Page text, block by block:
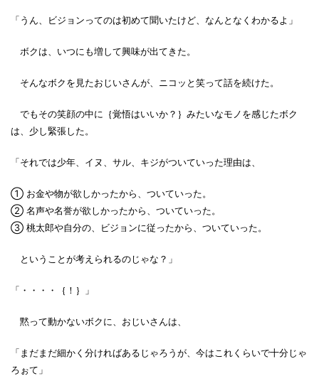
「うん、ビジョンってのは初めて聞いたけど、なんとなくわかるよ」
ボクは、いつにも増して興味が出てきた。
そんなボクを見たおじいさんが、ニコッと笑って話を続けた。
でもその笑顔の中に｛覚悟はいいか？｝みたいなモノを感じたボク
は、少し緊張した。
「それでは少年、イヌ、サル、キジがついていった理由は、
① お金や物が欲しかったから、ついていった。
② 名声や名誉が欲しかったから、ついていった。
③ 桃太郎や自分の、ビジョンに従ったから、ついていった。
ということが考えられるのじゃな？」
「・・・・｛！｝」
黙って動かないボクに、おじいさんは、
「まだまだ細かく分ければあるじゃろうが、今はこれくらいで十分じゃ
ろぉて」